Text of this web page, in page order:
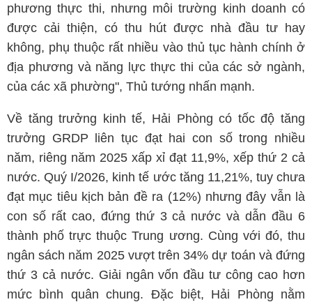
phương thực thi, nhưng môi trường kinh doanh có
được cải thiện, có thu hút được nhà đầu tư hay
không, phụ thuộc rất nhiều vào thủ tục hành chính ở
địa phương và năng lực thực thi của các sở ngành,
của các xã phường", Thủ tướng nhấn mạnh.
Về tăng trưởng kinh tế, Hải Phòng có tốc độ tăng
trưởng GRDP liên tục đạt hai con số trong nhiều
năm, riêng năm 2025 xấp xỉ đạt 11,9%, xếp thứ 2 cả
nước. Quý I/2026, kinh tế ước tăng 11,21%, tuy chưa
đạt mục tiêu kịch bản đề ra (12%) nhưng đây vẫn là
con số rất cao, đứng thứ 3 cả nước và dẫn đầu 6
thành phố trực thuộc Trung ương. Cùng với đó, thu
ngân sách năm 2025 vượt trên 34% dự toán và đứng
thứ 3 cả nước. Giải ngân vốn đầu tư công cao hơn
mức bình quân chung. Đặc biệt, Hải Phòng nằm